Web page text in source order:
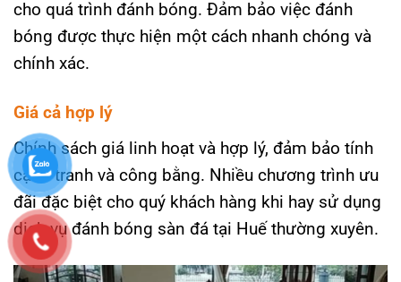
cho quá trình đánh bóng. Đảm bảo việc đánh
bóng được thực hiện một cách nhanh chóng và
chính xác.
Giá cả hợp lý
Chính sách giá linh hoạt và hợp lý, đảm bảo tính
cạnh tranh và công bằng. Nhiều chương trình ưu
đãi đặc biệt cho quý khách hàng khi hay sử dụng
dịch vụ đánh bóng sàn đá tại Huế thường xuyên.